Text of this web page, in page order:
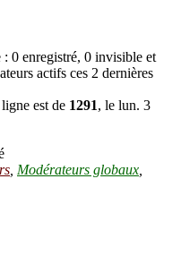
0 enregistré, 0 invisible et
actifs ces 2 dernières
est de 1291, le lun. 3
Modérateurs globaux